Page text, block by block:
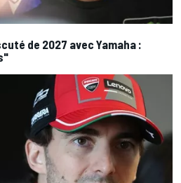
de 2027 avec Yamaha :